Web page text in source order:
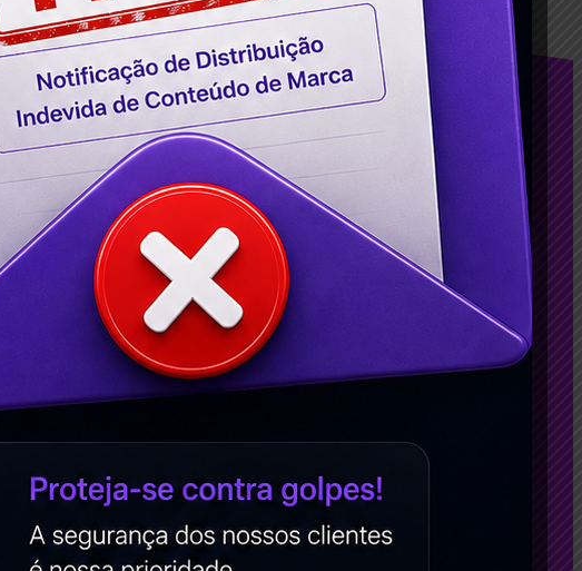
WhatsApp Telegram
Conteúdos
Agência de Google ADS em BH: Como
Contratar Serviços de Anúncio no
Google?
Como planejar o marketing de
conteúdo?